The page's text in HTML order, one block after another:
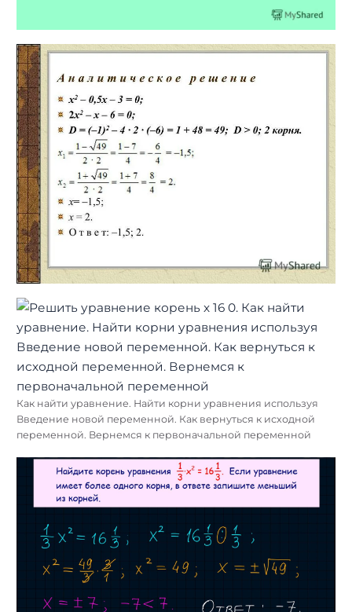
Как найти уравнение. Найти корни уравнения используя
Введение новой переменной. Как вернуться к исходной
переменной. Вернемся к первоначальной переменной